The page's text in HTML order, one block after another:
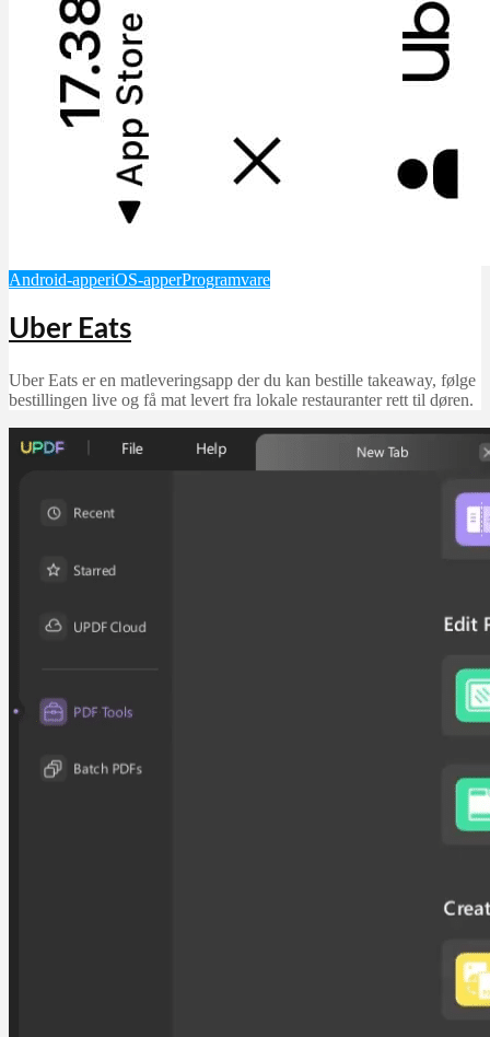
Android-apperiOS-apperProgramvare
Uber Eats
Uber Eats er en matleveringsapp der du kan bestille takeaway, følge
bestillingen live og få mat levert fra lokale restauranter rett til døren.